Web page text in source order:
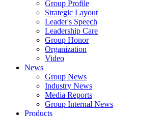
Group Profile
Strategic Layout
Leader's Speech
Leadership Care
Group Honor
Organization
Video
News
Group News
Industry News
Media Reports
Group Internal News
Products